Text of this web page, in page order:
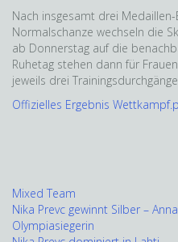
Nach insgesamt drei
Normalschanze wechseln die
ab Donnerstag auf die
Ruhetag stehen dann für
jeweils drei
Offizielles Ergebnis
Mixed Team
Nika Prevc gewinnt Silber –
Olympiasiegerin